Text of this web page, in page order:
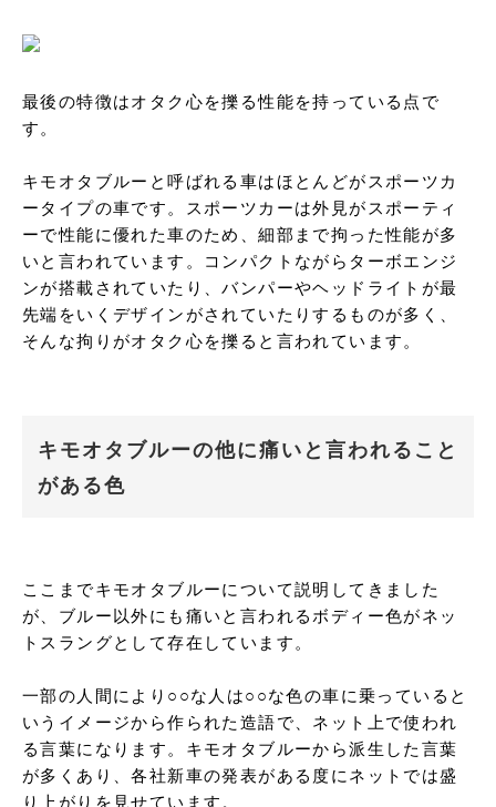
最後の特徴はオタク心を擽る性能を持っている点で
す。
キモオタブルーと呼ばれる車はほとんどがスポーツカ
ータイプの車です。スポーツカーは外見がスポーティ
ーで性能に優れた車のため、細部まで拘った性能が多
いと言われています。コンパクトながらターボエンジ
ンが搭載されていたり、バンパーやヘッドライトが最
先端をいくデザインがされていたりするものが多く、
そんな拘りがオタク心を擽ると言われています。
キモオタブルーの他に痛いと言われること
がある色
ここまでキモオタブルーについて説明してきました
が、ブルー以外にも痛いと言われるボディー色がネッ
トスラングとして存在しています。
一部の人間により○○な人は○○な色の車に乗っていると
いうイメージから作られた造語で、ネット上で使われ
る言葉になります。キモオタブルーから派生した言葉
が多くあり、各社新車の発表がある度にネットでは盛
り上がりを見せています。